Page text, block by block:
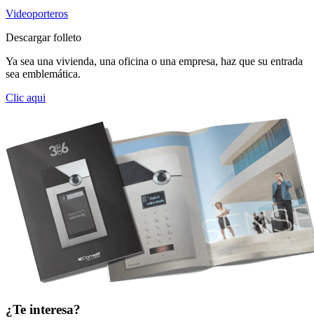
Videoporteros
Descargar folleto
Ya sea una vivienda, una oficina o una empresa, haz que su entrada
sea emblemática.
Clic aqui
¿Te interesa?